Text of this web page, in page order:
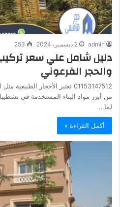
admin 2 ديسمبر، 2024 253
دليل شامل علي سعر
والحجر الفرعوني
01153147512 تعتبر الأحجار
من أبرز مواد البناء المستخدمة في
لما…
أكمل القراءة »